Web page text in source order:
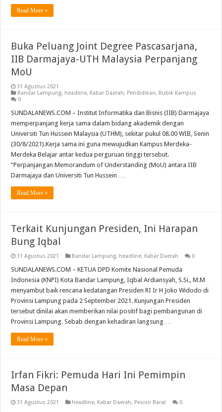
Read More »
Buka Peluang Joint Degree Pascasarjana,
IIB Darmajaya-UTH Malaysia Perpanjang
MoU
31 Agustus 2021
Bandar Lampung, headline, Kabar Daerah, Pendidikan, Rubik Kampus
0
SUNDALANEWS.COM – Institut Informatika dan Bisnis (IIB) Darmajaya
memperpanjang kerja sama dalam bidang akademik dengan
Universiti Tun Hussein Malaysia (UTHM), sekitar pukul 08.00 WIB, Senin
(30/8/2021).Kerja sama ini guna mewujudkan Kampus Merdeka-
Merdeka Belajar antar kedua perguruan tinggi tersebut.
“Perpanjangan Memorandum of Understanding (MoU) antara IIB
Darmajaya dan Universiti Tun Hussein …
Read More »
Terkait Kunjungan Presiden, Ini Harapan
Bung Iqbal
31 Agustus 2021 Bandar Lampung, headline, Kabar Daerah 0
SUNDALANEWS.COM – KETUA DPD Komite Nasional Pemuda
Indonesia (KNPI) Kota Bandar Lampung, Iqbal Ardiansyah, S.Si., M.M
menyambut baik rencana kedatangan Presiden RI Ir H Joko Widodo di
Provinsi Lampung pada 2 September 2021. Kunjungan Presiden
tersebut dinilai akan memberikan nilai positif bagi pembangunan di
Provinsi Lampung. Sebab dengan kehadiran langsung …
Read More »
Irfan Fikri: Pemuda Hari Ini Pemimpin
Masa Depan
31 Agustus 2021 headline, Kabar Daerah, Pesisir Barat 0